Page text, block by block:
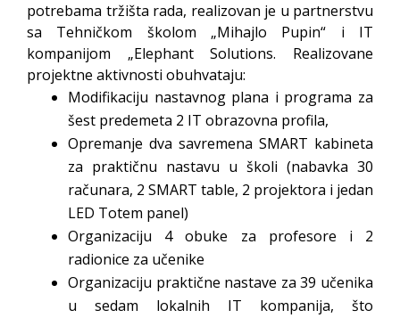
potrebama tržišta rada, realizovan je u partnerstvu
sa Tehničkom školom „Mihajlo Pupin“ i IT
kompanijom „Elephant Solutions. Realizovane
projektne aktivnosti obuhvataju:
Modifikaciju nastavnog plana i programa za
šest predemeta 2 IT obrazovna profila,
Opremanje dva savremena SMART kabineta
za praktičnu nastavu u školi (nabavka 30
računara, 2 SMART table, 2 projektora i jedan
LED Totem panel)
Organizaciju 4 obuke za profesore i 2
radionice za učenike
Organizaciju praktične nastave za 39 učenika
u sedam lokalnih IT kompanija, što